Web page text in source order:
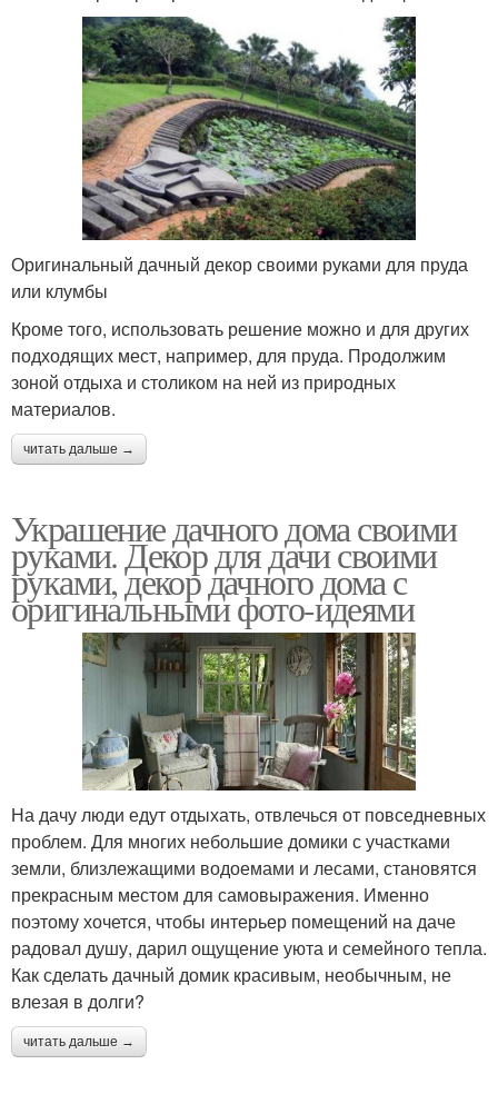
Оригинальный дачный декор своими руками для пруда
или клумбы
Кроме того, использовать решение можно и для других
подходящих мест, например, для пруда. Продолжим
зоной отдыха и столиком на ней из природных
материалов.
читать дальше →
Украшение дачного дома своими
руками. Декор для дачи своими
руками, декор дачного дома с
оригинальными фото-идеями
На дачу люди едут отдыхать, отвлечься от повседневных
проблем. Для многих небольшие домики с участками
земли, близлежащими водоемами и лесами, становятся
прекрасным местом для самовыражения. Именно
поэтому хочется, чтобы интерьер помещений на даче
радовал душу, дарил ощущение уюта и семейного тепла.
Как сделать дачный домик красивым, необычным, не
влезая в долги?
читать дальше →